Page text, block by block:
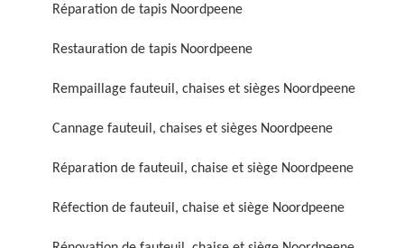
chaise et siège 59
chaise et siège 59
Rénovation de fauteuil,
Nettoyage de fauteuil,
Réparation de tapis Noordpeene
Restauration de tapis Noordpeene
Rempaillage fauteuil, chaises et sièges Noordpeene
Cannage fauteuil, chaises et sièges Noordpeene
Réparation de fauteuil, chaise et siège Noordpeene
Réfection de fauteuil, chaise et siège Noordpeene